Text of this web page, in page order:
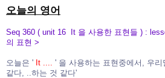
오늘의 영어
Seq 360 ( unit 16 It 을 사용한 표현들 ) :
의 표현 >
오늘은 ' It .... ' 을 사용하는 표현중에서, 우
같다, ..하는 것 같다'